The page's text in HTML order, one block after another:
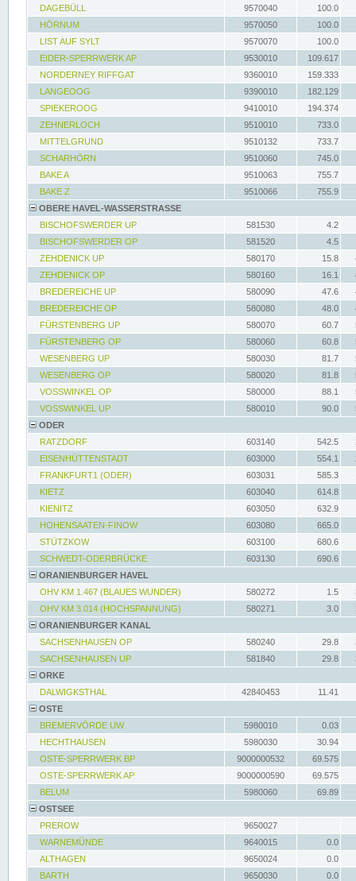
DAGEBÜLL 9570040
100.0
HÖRNUM
9570050
100.0
LIST AUF SYLT
9570070
100.0
EIDER-SPERRWERK AP
9530010
109.617
NORDERNEY RIFFGAT
9360010
159.333
LANGEOOG
9390010
182.129
SPIEKEROOG
9410010
194.374
ZEHNERLOCH
9510010
733.0
MITTELGRUND
9510132
733.7
SCHARHÖRN
9510060
745.0
BAKE A
9510063
755.7
BAKE Z
9510066
755.9
OBERE HAVEL-WASSERSTRASSE
BISCHOFSWERDER UP
581530
4.2
BISCHOFSWERDER OP
581520
4.5
ZEHDENICK UP
580170 15.8
ZEHDENICK OP
580160 16.1
BREDEREICHE UP
580090 47.6
BREDEREICHE OP
580080 48.0
FÜRSTENBERG UP
580070 60.7
FÜRSTENBERG OP
580060 60.8
WESENBERG UP
580030 81.7
WESENBERG OP
580020 81.8
VOSSWINKEL OP
580000 88.1
VOSSWINKEL UP
580010 90.0
ODER
RATZDORF
603140 542.5
EISENHÜTTENSTADT
603000 554.1
FRANKFURT1 (ODER)
603031 585.3
KIETZ
603040
614.8
KIENITZ
603050
632.9
HOHENSAATEN-FINOW
603080
665.0
STÜTZKOW
603100
680.6
SCHWEDT-ODERBRÜCKE
603130
690.6
ORANIENBURGER HAVEL
OHV KM 1.467 (BLAUES WUNDER)
580272 1.5
OHV KM 3.014 (HOCHSPANNUNG)
580271 3.0
ORANIENBURGER KANAL
SACHSENHAUSEN OP
580240 29.8
SACHSENHAUSEN UP
581840 29.8
ORKE
DALWIGKSTHAL
42840453
11.41
OSTE
BREMERVÖRDE UW
5980010
0.03
HECHTHAUSEN
5980030
30.94
OSTE-SPERRWERK BP
9000000532
69.575
OSTE-SPERRWERK AP
9000000590
69.575
BELUM
5980060
69.89
OSTSEE
PREROW
9650027
WARNEMÜNDE
9640015
0.0
ALTHAGEN
9650024
0.0
BARTH
9650030
0.0